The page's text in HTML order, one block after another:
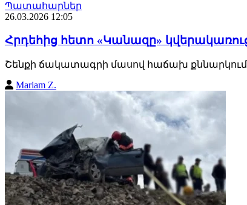
Պատահարներ
26.03.2026 12:05
Հրդեհից հետո «Կանազը»
Շենքի ճակատագրի մասով հաճախ
Mariam Z.